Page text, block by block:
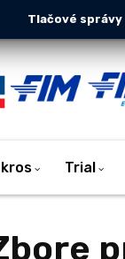
Tlačové správy
Trial